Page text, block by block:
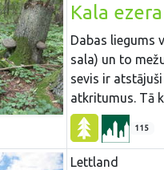
Kala
Dabas liegums
sala) un to
sevis ir
atkritumus. Tā
115
Lettland